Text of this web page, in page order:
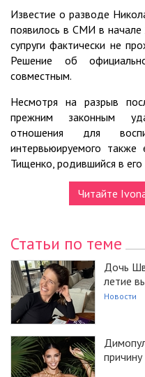
Известие о разводе
появилось в СМИ в начале
супруги фактически не
Решение об
совместным.
Несмотря на разрыв
прежним законным
отношения для
интервьюируемого
Тищенко, родившийся в
Читайте
Статьи по теме
Дочь
летие
Новости
причину